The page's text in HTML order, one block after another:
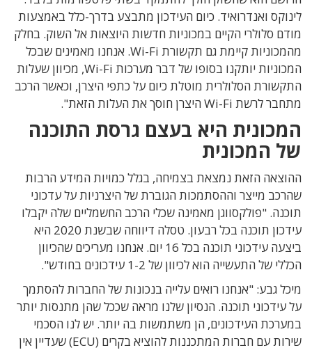
לינוקס ואנדרואיד. כיום העידכון מתבצע בדרך-כלל באמצעות
מודם סלולרי הקיים במכוניות חדשות היוצאות אל השוק. בחלק
מהמכוניות קיימת גם תקשורת Wi-Fi. אנחנו מאמינים שבכל
המכוניות יותקנו בסופו של דבר מערכות Wi-Fi, מכיוון שעלות
התקשורת הסלולרית מוטלת כיום על כתפי היצרן, וכאשר הרכב
מתחבר לרשת Wi-Fi היצרן חוסך את העלות הזאת".
המכונית היא בעצם גרסת התוכנה
של המכונית
ההוצאה הזאת נמצאת בצמיחה, בגלל כמויות המידע הרבות
שהרכב מייצר וההסתמכות הגוברת של היצרניות על עדכוני
תוכנה. "פולקסווגן מאמינה שכלי הרכב החשמליים שלה יקבלו
עידכון תוכנה בכל רבעון. טסלה דיווחה שבשנת 2020 היא
ביצעה עידכוני תוכנה בכל 16 יום. אנחנו מעריכים שהכיוון
הכללי של התעשייה הוא לכיוון של 1-2 עידכונים בחודש".
מיכל גבע: "אנחנו רואים עלייה בנכונות של החברות להסתמך
על עידכוני תוכנה. הנסיון שלנו מראה שככל שהן מתנסות יותר
במערכת העידכונים, הן משתמשות בה יותר. יש לנו הסכמי
שירות עם חברות המתכננות להוציא בקרים (ECU) שעדיין אין